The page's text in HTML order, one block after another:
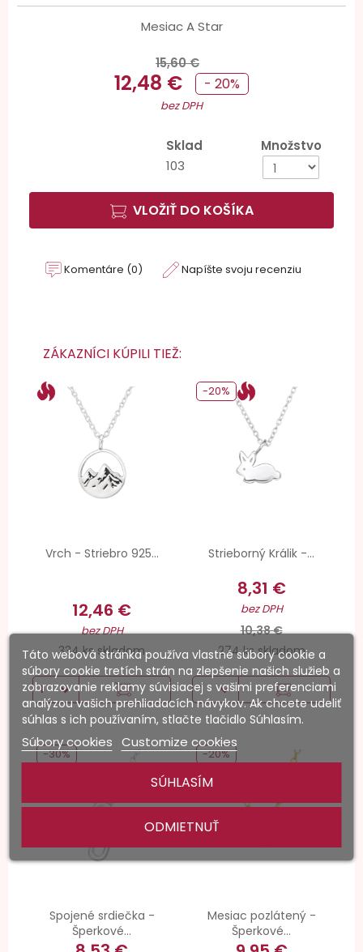
Mesiac A Star
15,60 €
12,48 € - 20%
bez DPH
Sklad
103
Množstvo
VLOŽIŤ DO KOŠÍKA
Komentáre (0) Napíšte svoju recenziu
ZÁKAZNÍCI KÚPILI TIEŽ:
Vrch - Striebro 925...
12,46 €
bez DPH
334 ks skladom
Strieborný Králik -...
8,31 €
bez DPH
10,38 €
274 ks skladom
-20%
Spojené srdiečka -
Šperkové...
-30%
Mesiac pozlátený -
Šperkové...
-20%
Táto webová stránka používa vlastné súbory cookie a
súbory cookie tretích strán na zlepšenie našich služieb a
zobrazovanie reklamy súvisiacej s vašimi preferenciami
analýzou vašich prehliadacích návykov. Ak chcete udeliť
súhlas s ich používaním, stlačte tlačidlo Súhlasím.
Súbory cookies Customize cookies
ODMIETNUŤ
SÚHLASÍM